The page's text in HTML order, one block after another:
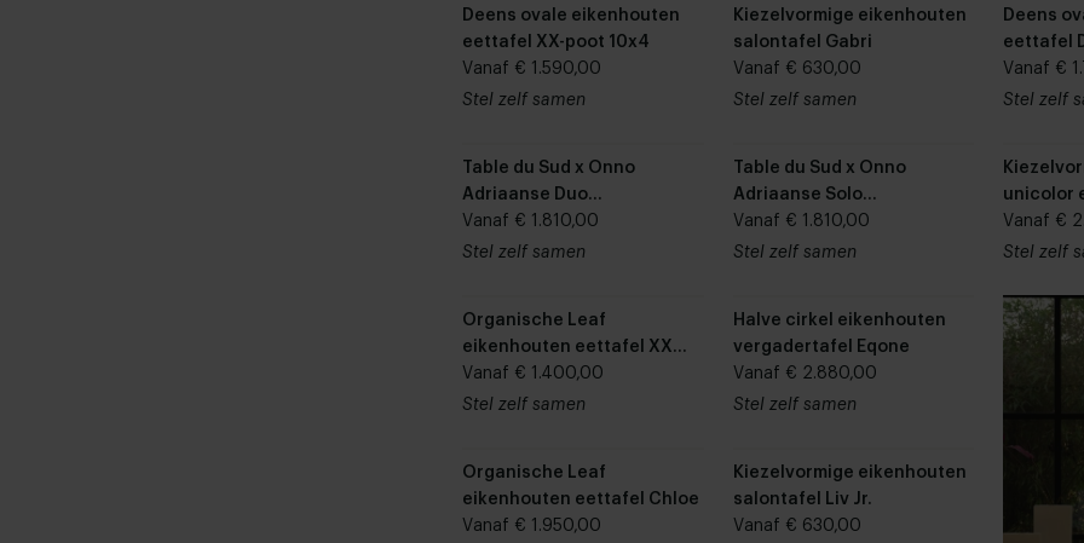
Deens ovale eikenhouten
eettafel XX-poot 10x4
Vanaf € 1.590,00
Stel zelf samen
Kiezelvormige eikenhouten
salontafel Gabri
Vanaf € 630,00
Stel zelf samen
Deens
eettafel
Vanaf €
Stel zelf
Table du Sud x Onno
Adriaanse Duo
rechthoekige eikenhouten
eettafel
Vanaf € 1.810,00
Stel zelf samen
Table du Sud x Onno
Adriaanse Solo
rechthoekige eikenhouten
eettafel
Vanaf € 1.810,00
Stel zelf samen
unicolor
Vanaf €
Stel zelf
Organische Leaf
eikenhouten eettafel XX
10x4
Vanaf € 1.400,00
Stel zelf samen
Halve cirkel eikenhouten
vergadertafel Eqone
Vanaf € 2.880,00
Stel zelf samen
Organische Leaf
eikenhouten eettafel Chloe
Vanaf € 1.950,00
Kiezelvormige eikenhouten
salontafel Liv Jr.
Vanaf € 630,00